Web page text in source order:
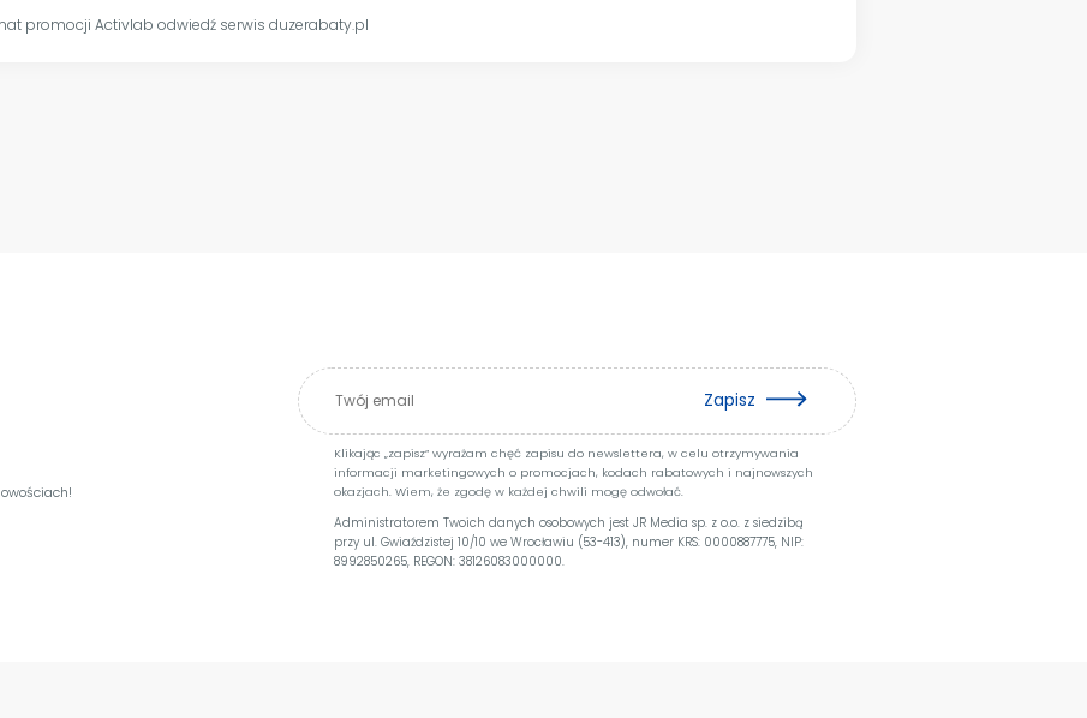
promocji Activlab odwiedź serwis duzerabaty.pl
Zapisz
Klikając „zapisz” wyrażam chęć zapisu do newslettera, w celu otrzymywania
informacji marketingowych o promocjach, kodach rabatowych i najnowszych
okazjach. Wiem, że zgodę w każdej chwili mogę odwołać.
Administratorem Twoich danych osobowych jest JR Media sp. z o.o. z siedzibą
przy ul. Gwiaździstej 10/10 we Wrocławiu (53-413), numer KRS: 0000887775, NIP:
8992850265, REGON: 38126083000000.